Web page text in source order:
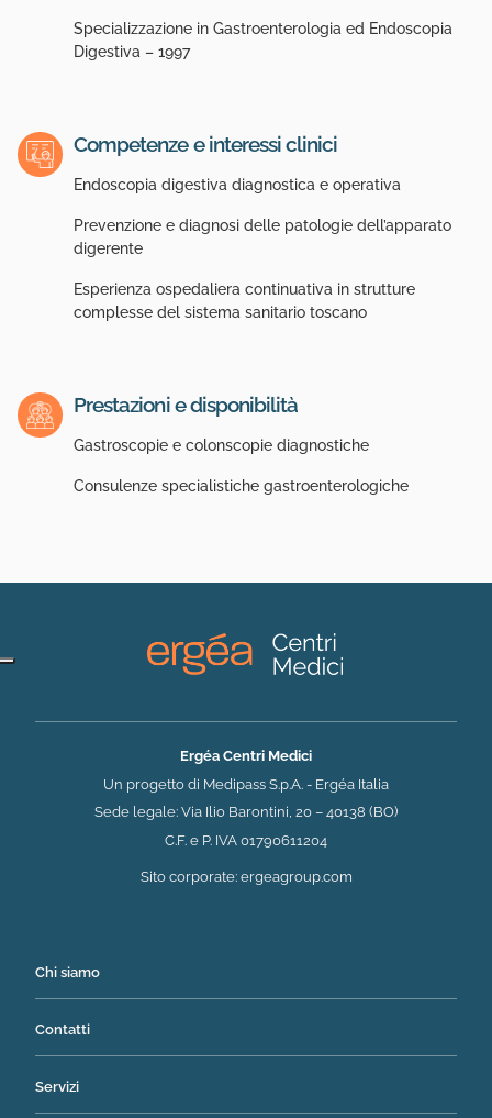
Specializzazione in Gastroenterologia ed Endoscopia
Digestiva – 1997
Competenze e interessi clinici
Endoscopia digestiva diagnostica e operativa
Prevenzione e diagnosi delle patologie dell’apparato
digerente
Esperienza ospedaliera continuativa in strutture
complesse del sistema sanitario toscano
Prestazioni e disponibilità
Gastroscopie e colonscopie diagnostiche
Consulenze specialistiche gastroenterologiche
Ergéa Centri Medici
Un progetto di Medipass S.p.A. - Ergéa Italia
Sede legale: Via Ilio Barontini, 20 – 40138 (BO)
C.F. e P. IVA 01790611204
Sito corporate: ergeagroup.com(si apre in una nuova
Chi siamo
Contatti
Servizi